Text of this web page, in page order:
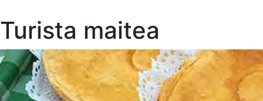
Turista maitea